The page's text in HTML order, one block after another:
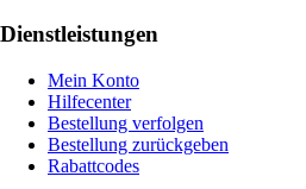
Dienstleistungen
Mein Konto
Hilfecenter
Bestellung verfolgen
Bestellung zurückgeben
Rabattcodes